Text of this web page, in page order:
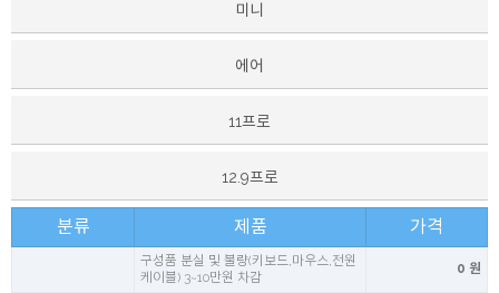
미니
에어
11프로
12.9프로
분류 제품 가격
구성품 분실 및 불량(키보드,마우스,전원
케이블) 3~10만원 차감
0 원